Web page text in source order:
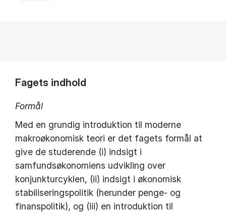
Fagets indhold
Formål
Med en grundig introduktion til moderne
makroøkonomisk teori er det fagets formål at
give de studerende (i) indsigt i
samfundsøkonomiens udvikling over
konjunkturcyklen, (ii) indsigt i økonomisk
stabiliseringspolitik (herunder penge- og
finanspolitik), og (iii) en introduktion til